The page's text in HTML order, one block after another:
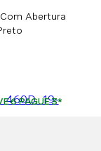
Abertura
6 PAGUE 3*